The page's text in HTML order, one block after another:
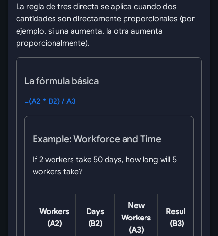
La regla de tres directa se aplica cuando dos
cantidades son directamente proporcionales (por
ejemplo, si una aumenta, la otra aumenta
proporcionalmente).
La fórmula básica
=(A2 * B2) / A3
Example: Workforce and Time
If 2 workers take 50 days, how long will 5
workers take?
Workers
(A2)
Days
(B2)
New
Workers
(A3)
Result
(B3)